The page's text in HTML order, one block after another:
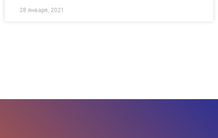
28 января, 2021